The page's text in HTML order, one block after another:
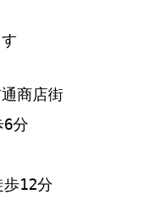
商店街
6分
歩12分